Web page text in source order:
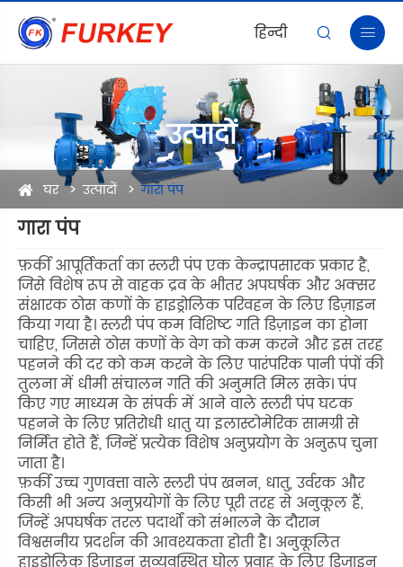
हिन्दी  
उत्पादों
घर उत्पादों गारा पंप
गारा पंप
फ़र्की आपूर्तिकर्ता का स्लरी पंप एक केन्द्रापसारक प्रकार है,
जिसे विशेष रूप से वाहक द्रव के भीतर अपघर्षक और अक्सर
संक्षारक ठोस कणों के हाइड्रोलिक परिवहन के लिए डिज़ाइन
किया गया है। स्लरी पंप कम विशिष्ट गति डिज़ाइन का होना
चाहिए, जिससे ठोस कणों के वेग को कम करने और इस तरह
पहनने की दर को कम करने के लिए पारंपरिक पानी पंपों की
तुलना में धीमी संचालन गति की अनुमति मिल सके। पंप
किए गए माध्यम के संपर्क में आने वाले स्लरी पंप घटक
पहनने के लिए प्रतिरोधी धातु या इलास्टोमेरिक सामग्री से
निर्मित होते हैं, जिन्हें प्रत्येक विशेष अनुप्रयोग के अनुरूप चुना
जाता है।
फ़र्की उच्च गुणवत्ता वाले स्लरी पंप खनन, धातु, उर्वरक और
किसी भी अन्य अनुप्रयोगों के लिए पूरी तरह से अनुकूल हैं,
जिन्हें अपघर्षक तरल पदार्थों को संभालने के दौरान
विश्वसनीय प्रदर्शन की आवश्यकता होती है। अनुकूलित
हाइड्रोलिक डिज़ाइन सुव्यवस्थित घोल प्रवाह के लिए डिज़ाइन